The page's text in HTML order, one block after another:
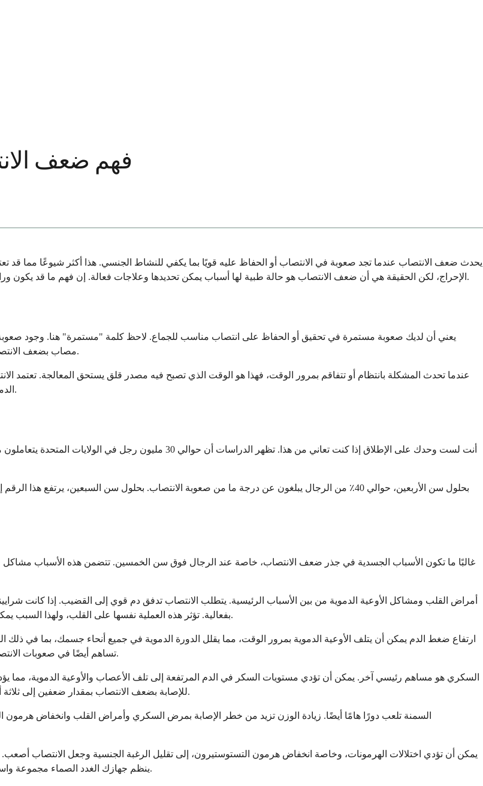
فهم ضعف
يحدث ضعف الانتصاب عندما تجد صعوبة في الانتصاب أو الحفاظ عليه قويًا بما يكفي للنشاط الجنسي. هذا أكثر شيوعًا مما قد
الإحراج، لكن الحقيقة هي أن ضعف الانتصاب هو حالة طبية لها أسباب يمكن تحديدها وعلاجات فعالة. إن فهم ما قد يكون وراءه يمكن أن يساعدك على الشعور بمزيد من السيطرة وتوجيهك نحو الرعاية الصحيحة.
مصاب بضعف الانتصاب. الإجهاد، التعب، أو الكحول يمكن أن تسبب مشاكل مؤقتة تتلاشى من تلقاء نفسها.
عندما تحدث المشكلة بانتظام أو تتفاقم بمرور الوقت، فهذا هو الوقت الذي تصبح فيه مصدر قلق يستحق المعالجة.
الدموية. إذا كان شيء ما يعطل أي جزء من هذا النظام، فقد ينتج عن ذلك ضعف الانتصاب.
أنت لست وحدك على الإطلاق إذا كنت تعاني من هذا. تظهر الدراسات
غالبًا ما تكون الأسباب الجسدية في جذر ضعف الانتصاب، خاصة عند الرجال فوق سن الخمسين. تتضمن هذه الأسباب
أمراض القلب ومشاكل الأوعية الدموية من بين الأسباب الرئيسية. يتطلب الانتصاب تدفق دم قوي إلى القضيب. إذا كانت
بفعالية. تؤثر هذه العملية نفسها على القلب، ولهذا السبب يمكن أن يكون ضعف الانتصاب أحيانًا علامة تحذير مبكرة لأمراض القلب والأوعية الدموية.
ارتفاع ضغط الدم يمكن أن يتلف الأوعية الدموية بمرور الوقت، مما يقلل الدورة الدموية في جميع أنحاء جسمك، بما في
تساهم أيضًا في صعوبات الانتصاب. إذا لاحظت حدوث ذلك، تحدث مع طبيبك بدلاً من التوقف عن تناول الدواء بنفسك.
السكري هو مساهم رئيسي آخر. يمكن أن تؤدي مستويات السكر في الدم المرتفعة إلى تلف الأعصاب والأوعية الدموية،
للإصابة بضعف الانتصاب بمقدار ضعفين إلى ثلاثة أضعاف، وغالبًا ما يظهر لديهم قبل 10 إلى 15 عامًا من الرجال غير المصابين بالسكري.
السمنة تلعب دورًا هامًا أيضًا. زيادة الوزن تزيد من خطر الإصابة بمرض السكري وأمراض القلب وانخفاض هرمون
يمكن أن تؤدي اختلالات الهرمونات، وخاصة انخفاض هرمون التستوستيرون، إلى تقليل الرغبة الجنسية وجعل الانتصاب
ينظم جهازك الغدد الصماء مجموعة واسعة من عمليات الجسم، وعندما تكون الهرمونات غير متوازنة، يمكن أن تتأثر الانتصاب.